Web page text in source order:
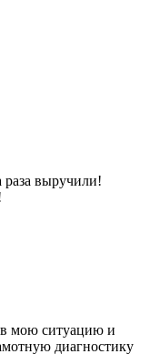
выручили!
мою ситуацию и
диагностику